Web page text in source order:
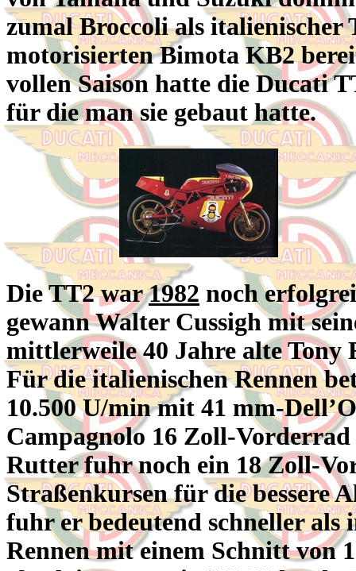
zumal Broccoli als
motorisierten Bimota KB2
vollen Saison hatte die Ducati
für die man sie gebaut hatte.
Die TT2 war1982 noch
gewann Walter Cussigh mit
mittlerweile 40 Jahre alte
Für die italienischen Rennen
10.500 U/min mit 41 mm-
Campagnolo 16 Zoll-
Rutter fuhr noch ein 18 Zoll-
Straßenkursen für die bessere
fuhr er bedeutend schneller
Rennen mit einem Schnitt von